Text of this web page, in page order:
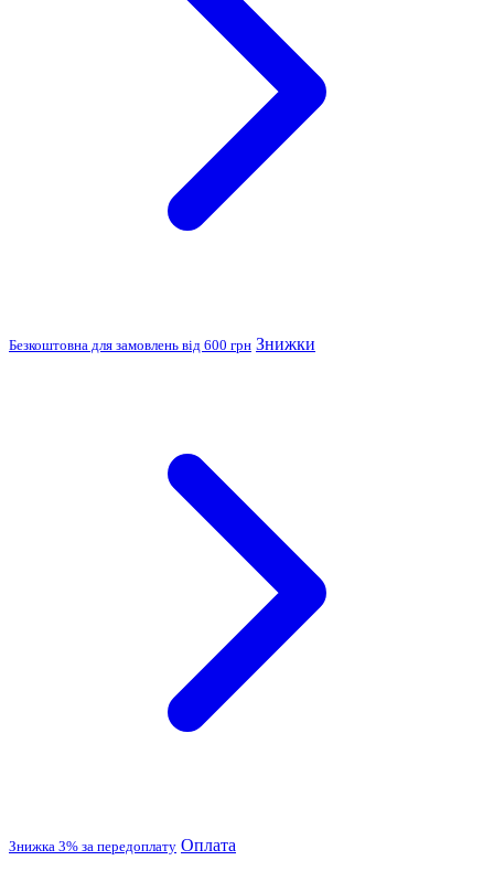
Безкоштовна для замовлень від 600 грн Знижки
Знижка 3% за передоплату Оплата